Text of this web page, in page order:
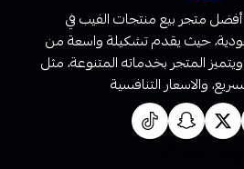
متجر بيع منتجات الفيب في
حيث يقدم تشكيلة واسعة من
المتجر بخدماته المتنوعة، مثل
والاسعار التنافسية